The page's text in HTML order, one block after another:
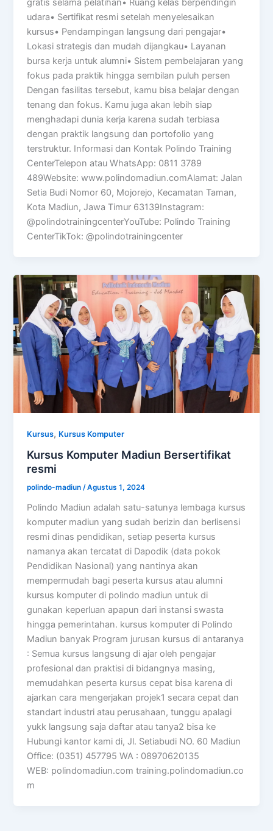
gratis selama pelatihan• Ruang kelas berpendingin
udara• Sertifikat resmi setelah menyelesaikan
kursus• Pendampingan langsung dari pengajar•
Lokasi strategis dan mudah dijangkau• Layanan
bursa kerja untuk alumni• Sistem pembelajaran yang
fokus pada praktik hingga sembilan puluh persen
Dengan fasilitas tersebut, kamu bisa belajar dengan
tenang dan fokus. Kamu juga akan lebih siap
menghadapi dunia kerja karena sudah terbiasa
dengan praktik langsung dan portofolio yang
terstruktur. Informasi dan Kontak Polindo Training
CenterTelepon atau WhatsApp: 0811 3789
489Website: www.polindomadiun.comAlamat: Jalan
Setia Budi Nomor 60, Mojorejo, Kecamatan Taman,
Kota Madiun, Jawa Timur 63139Instagram:
@polindotrainingcenterYouTube: Polindo Training
CenterTikTok: @polindotrainingcenter
Kursus, Kursus Komputer
Kursus Komputer Madiun Bersertifikat
resmi
polindo-madiun/Agustus 1, 2024
Polindo Madiun adalah satu-satunya lembaga kursus
komputer madiun yang sudah berizin dan berlisensi
resmi dinas pendidikan, setiap peserta kursus
namanya akan tercatat di Dapodik (data pokok
Pendidikan Nasional) yang nantinya akan
mempermudah bagi peserta kursus atau alumni
kursus komputer di polindo madiun untuk di
gunakan keperluan apapun dari instansi swasta
hingga pemerintahan. kursus komputer di Polindo
Madiun banyak Program jurusan kursus di antaranya
: Semua kursus langsung di ajar oleh pengajar
profesional dan praktisi di bidangnya masing,
memudahkan peserta kursus cepat bisa karena di
ajarkan cara mengerjakan projek1 secara cepat dan
standart industri atau perusahaan, tunggu apalagi
yukk langsung saja daftar atau tanya2 bisa ke
Hubungi kantor kami di, Jl. Setiabudi NO. 60 Madiun
Office: (0351) 457795 WA : 08970620135
WEB: polindomadiun.com training.polindomadiun.co
m